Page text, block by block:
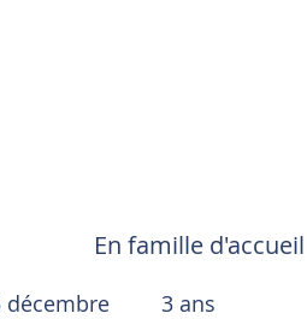
En famille d'accueil
décembre
3 ans